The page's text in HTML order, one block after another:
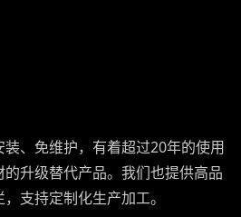
、免维护，有着超过20年的使用
升级替代产品。我们也提供高品
支持定制化生产加工。